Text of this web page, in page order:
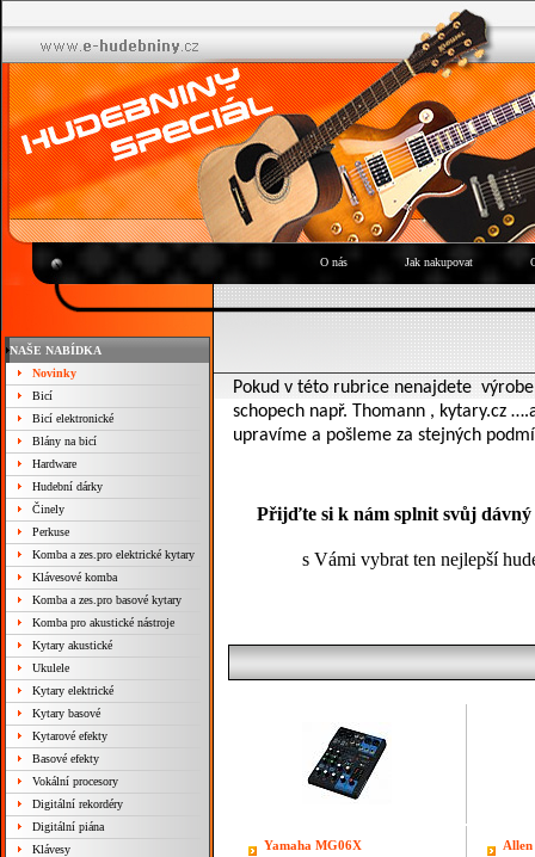
O nás Jak nakupovat
NAŠE NABÍDKA
Novinky
Bicí
Bicí elektronické
Blány na bicí
Hardware
Hudební dárky
Činely
Perkuse
Komba a zes.pro elektrické kytary
Klávesové komba
Komba a zes.pro basové kytary
Komba pro akustické nástroje
Kytary akustické
Ukulele
Kytary elektrické
Kytary basové
Kytarové efekty
Basové efekty
Vokální procesory
Digitální rekordéry
Digitální piána
Klávesy
Pokud v této rubrice nenajdete
schopech např. Thomann , kytary.cz
upravíme a pošleme za stejných
Přijďte si k nám splnit svůj dávný
s Vámi vybrat ten nejlepší
Yamaha MG06X